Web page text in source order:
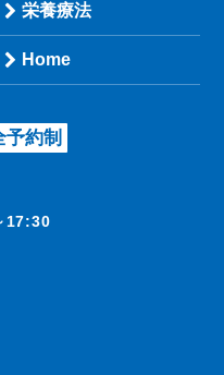
栄養療法
Home
予約制
17:30